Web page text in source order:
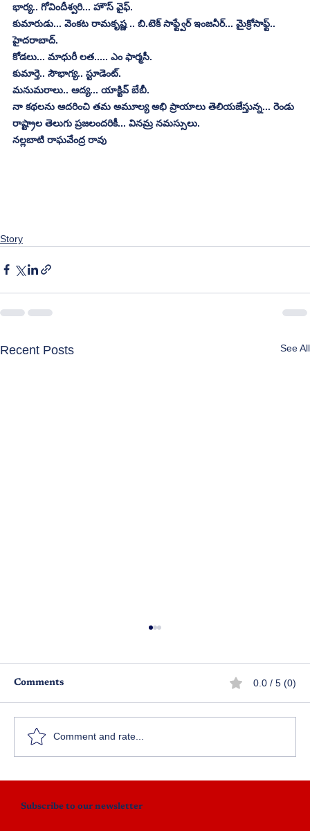
భార్య.. గోవిందీశ్వరి... హౌస్ వైఫ్.
కుమారుడు... వెంకట రామకృష్ణ .. బి.టెక్ సాఫ్ట్వేర్ ఇంజనీర్... మైక్రోసాఫ్ట్..
హైదరాబాద్.
కోడలు... మాధురీ లత..... ఎం ఫార్మసీ.
కుమార్తె.. సౌభాగ్య.. స్టూడెంట్.
మనుమరాలు.. ఆద్య... యాక్టివ్ బేబీ.
నా కథలను ఆదరించి తమ అమూల్య అభి ప్రాయాలు తెలియజేస్తున్న... రెండు
రాష్ట్రాల తెలుగు ప్రజలందరికీ... వినమ్ర నమస్సులు.
నల్లబాటి రాఘవేంద్ర రావు
Story
Recent Posts See All
సాహితీ మహాయజ్ఞ రథసారథి
Comments 0.0 / 5 (0)
Comment and rate...
Subscribe to our newsletter